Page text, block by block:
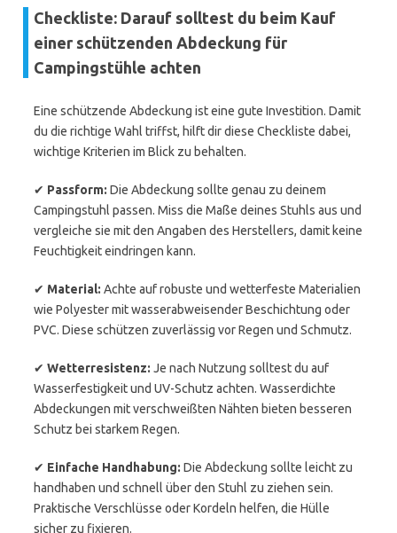
Checkliste: Darauf solltest du beim Kauf
einer schützenden Abdeckung für
Campingstühle achten
Eine schützende Abdeckung ist eine gute Investition. Damit
du die richtige Wahl triffst, hilft dir diese Checkliste dabei,
wichtige Kriterien im Blick zu behalten.
✔ Passform: Die Abdeckung sollte genau zu deinem
Campingstuhl passen. Miss die Maße deines Stuhls aus und
vergleiche sie mit den Angaben des Herstellers, damit keine
Feuchtigkeit eindringen kann.
✔ Material: Achte auf robuste und wetterfeste Materialien
wie Polyester mit wasserabweisender Beschichtung oder
PVC. Diese schützen zuverlässig vor Regen und Schmutz.
✔ Wetterresistenz: Je nach Nutzung solltest du auf
Wasserfestigkeit und UV-Schutz achten. Wasserdichte
Abdeckungen mit verschweißten Nähten bieten besseren
Schutz bei starkem Regen.
✔ Einfache Handhabung: Die Abdeckung sollte leicht zu
handhaben und schnell über den Stuhl zu ziehen sein.
Praktische Verschlüsse oder Kordeln helfen, die Hülle
sicher zu fixieren.